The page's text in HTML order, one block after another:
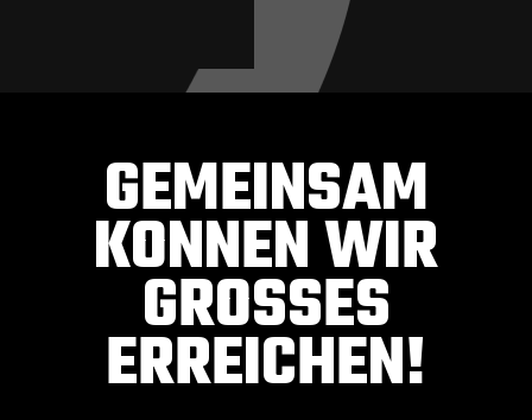
GEMEINSAM
KONNEN WIR
GROSSES E
RREICHEN!